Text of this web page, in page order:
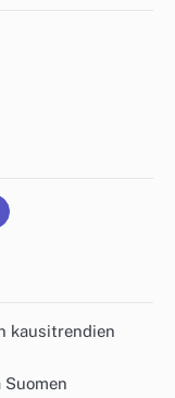
kausitrendien